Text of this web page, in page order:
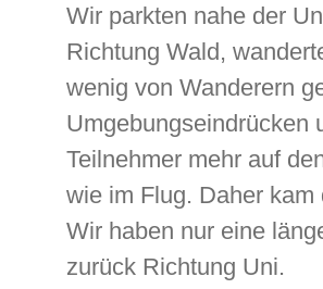
Wir parkten nahe der
Richtung Wald,
wenig von Wanderern
Umgebungseindrücken
Teilnehmer mehr auf
wie im Flug. Daher
Wir haben nur eine
zurück Richtung Uni.